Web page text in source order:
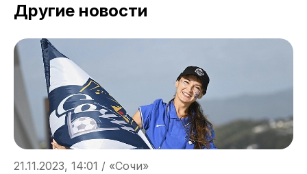
Другие новости
21.11.2023, 14:01 / «Сочи»